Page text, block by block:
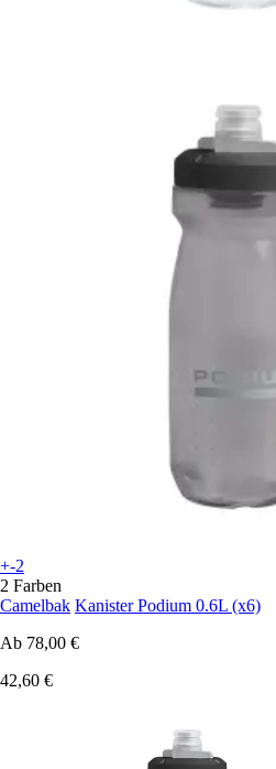
+-2
2 Farben
Camelbak Kanister Podium 0.6L (x6)
Ab 78,00 €
42,60 €